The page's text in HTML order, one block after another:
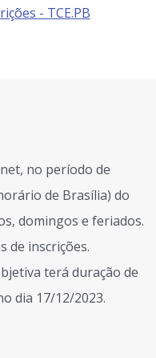
- TCE.PB
no período de
de Brasília) do
domingos e feriados.
de inscrições.
terá duração de
dia 17/12/2023.